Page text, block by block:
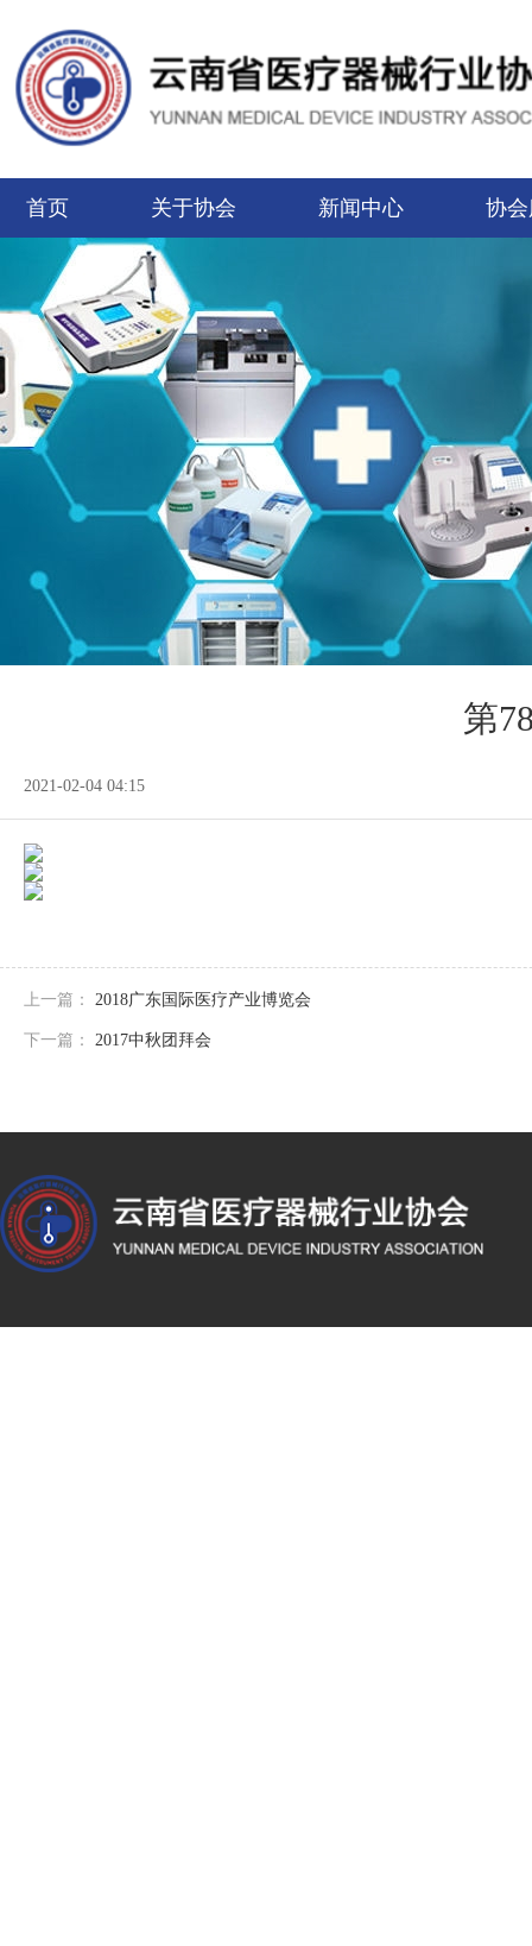
首页 关于协会 新闻中心 协
第
2021-02-04 04:15
上一篇： 2018广东国际医疗产业博览会
下一篇： 2017中秋团拜会